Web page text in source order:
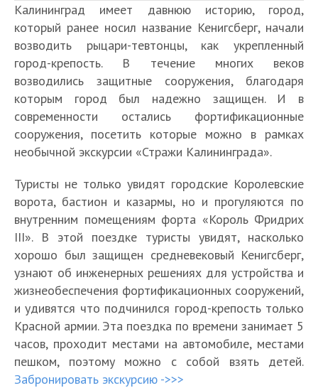
Калининград имеет давнюю историю, город,
который ранее носил название Кенигсберг, начали
возводить рыцари-тевтонцы, как укрепленный
город-крепость. В течение многих веков
возводились защитные сооружения, благодаря
которым город был надежно защищен. И в
современности остались фортификационные
сооружения, посетить которые можно в рамках
необычной экскурсии «Стражи Калининграда».
Туристы не только увидят городские Королевские
ворота, бастион и казармы, но и прогуляются по
внутренним помещениям форта «Король Фридрих
III». В этой поездке туристы увидят, насколько
хорошо был защищен средневековый Кенигсберг,
узнают об инженерных решениях для устройства и
жизнеобеспечения фортификационных сооружений,
и удивятся что подчинился город-крепость только
Красной армии. Эта поездка по времени занимает 5
часов, проходит местами на автомобиле, местами
пешком, поэтому можно с собой взять детей.
Забронировать экскурсию ->>>